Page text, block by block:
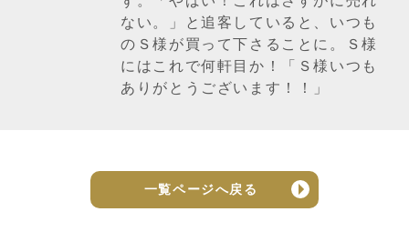
ない。」と追客していると、いつも
のＳ様が買って下さることに。Ｓ様
にはこれで何軒目か！「Ｓ様いつも
ありがとうございます！！」
一覧ページへ戻る